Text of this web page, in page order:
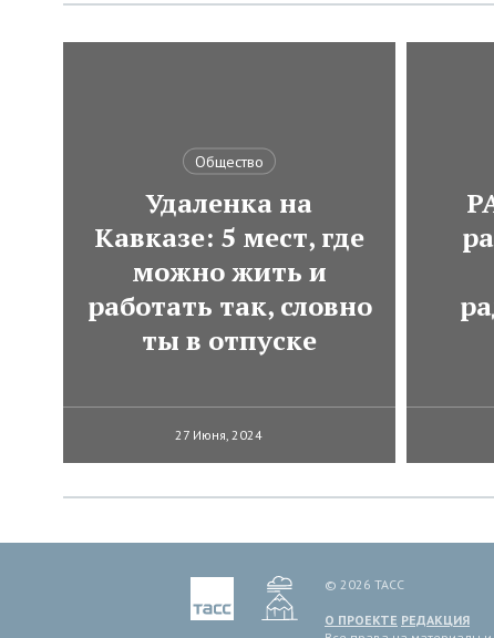
Общество
Удаленка на
Кавказе: 5 мест, где
можно жить и
работать так, словно
ты в отпуске
27 Июня, 2024
© 2026 ТАСС
О ПРОЕКТЕ РЕДАКЦИЯ